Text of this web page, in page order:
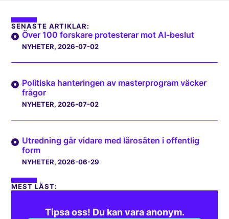
SENASTE ARTIKLAR:
Över 100 forskare protesterar mot AI-beslut
NYHETER, 2026-07-02
Politiska hanteringen av masterprogram väcker
frågor
NYHETER, 2026-07-02
Utredning går vidare med lärosäten i offentlig
form
NYHETER, 2026-06-29
MEST LÄST:
Tipsa oss! Du kan vara anonym.